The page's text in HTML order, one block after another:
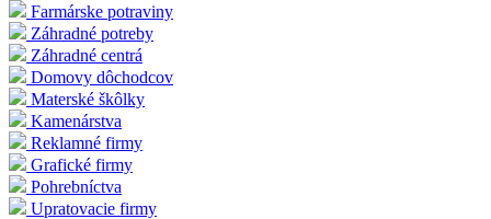
Farmárske potraviny
Záhradné potreby
Záhradné centrá
Domovy dôchodcov
Materské škôlky
Kamenárstva
Reklamné firmy
Grafické firmy
Pohrebníctva
Upratovacie firmy